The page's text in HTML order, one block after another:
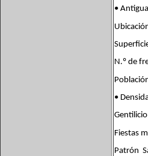
•
N.º de
•
Patrón